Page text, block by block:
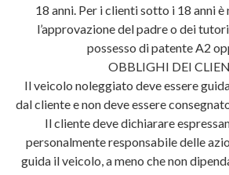
18 anni. Per i clienti sotto i 18 anni è
l’approvazione del padre o dei
possesso di patente A2
OBBLIGHI DEI
Il veicolo noleggiato deve essere
dal cliente e non deve essere
Il cliente deve dichiarare
personalmente responsabile delle
guida il veicolo, a meno che non